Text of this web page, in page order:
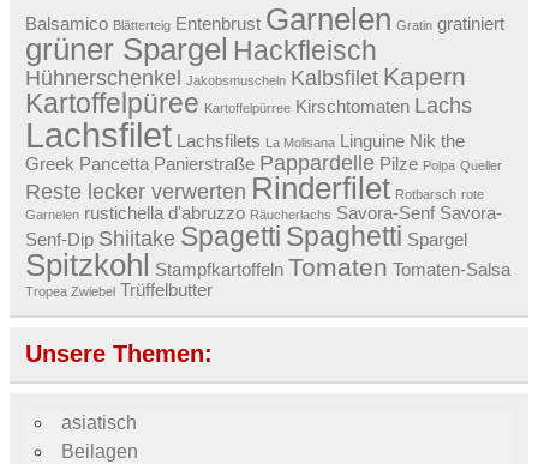
Balsamico Blätterteig Entenbrust Garnelen Gratin gratiniert
grüner Spargel Hackfleisch
Hühnerschenkel Jakobsmuscheln Kalbsfilet Kapern
Kartoffelpüree Kartoffelpürree Kirschtomaten Lachs
Lachsfilet Lachsfilets La Molisana Linguine Nik the
Greek Pancetta Panierstraße Pappardelle Pilze Polpa Queller
Reste lecker verwerten Rinderfilet Rotbarsch rote
Garnelen rustichella d'abruzzo Räucherlachs Savora-Senf Savora-
Senf-Dip Shiitake Spagetti Spaghetti Spargel
Spitzkohl Stampfkartoffeln Tomaten Tomaten-Salsa
Tropea Zwiebel Trüffelbutter
Unsere Themen:
asiatisch
Beilagen